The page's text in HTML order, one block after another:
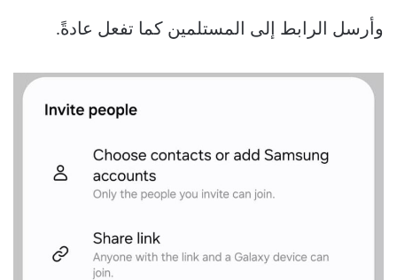
وأرسل الرابط إلى المستلمين كما تفعل عادةً.